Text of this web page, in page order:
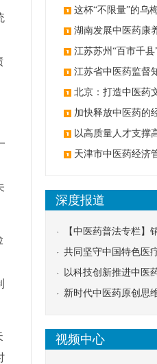
这杯“不限量”的乌
湖南发展中医药康
江苏苏州“百市千
办 江苏省中医药监督
北京：打造中医药
加快释放中医药的
以高质量人才支撑
天津市中医药经济
深度报道
【中医药普法专栏】
应告知煎服方法及注
共同坚守中国特色医
以科技创新推进中医
新时代中医药原创思
视频中心